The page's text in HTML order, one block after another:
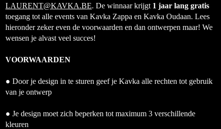
LAURENT@KAVKA.BE. De winnaar krijgt 1 jaar lang gratis
toegang tot alle events van Kavka Zappa en Kavka Oudaan. Lees
hieronder zeker even de voorwaarden en dan ontwerpen maar! We
wensen je alvast veel succes!
VOORWAARDEN
● Door je design in te sturen geef je Kavka alle rechten tot gebruik
van je ontwerp
● Je design moet zich beperken tot maximum 3 verschillende
kleuren